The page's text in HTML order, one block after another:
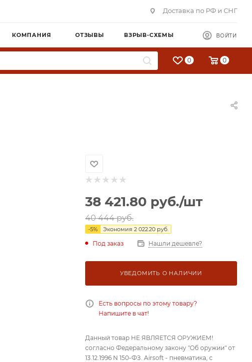
Доставка по РФ и СНГ
КОМПАНИЯ ОТЗЫВЫ ВЗРЫВ-СХЕМЫ ВОЙТИ
0 0
38 421.80 руб./шт
40 444руб.
-5% Экономия 2 022.20 руб.
Под заказ Нашли дешевле?
УВЕДОМИТЬ О НАЛИЧИИ
Есть вопросы по этому товару?
Напишите в чат!
Данный товар НЕ ЯВЛЯЕТСЯ ОРУЖИЕМ!
согласно Федеральному закону "Об оружии" от
13.12.1996 N 150-ФЗ. Airsoft - пневматика, с